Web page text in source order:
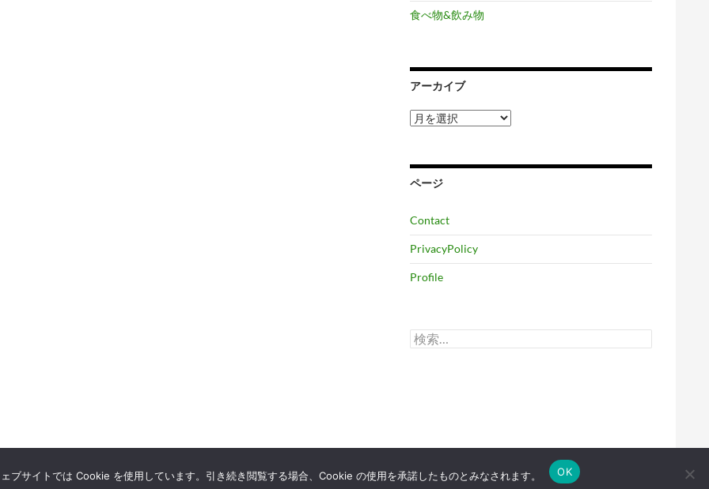
食べ物&飲み物
アーカイブ
ア
ー
ブ
ページ
Contact
PrivacyPolicy
Profile
検
索:
ブサイトでは Cookie を使用しています。引き続き閲覧する場合、Cookie の使用を承諾したものとみなされます。 OK